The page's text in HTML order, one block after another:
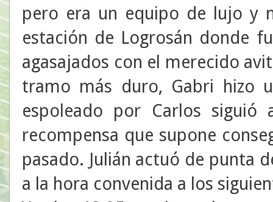
pero era un equipo de lujo y
estación de Logrosán donde
agasajados con el merecido
tramo más duro, Gabri hizo
espoleado por Carlos
recompensa que supone
pasado. Julián actuó de punta
a la hora convenida a los